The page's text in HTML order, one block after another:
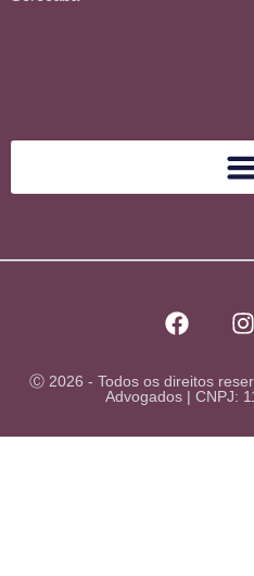
Ⓒ 2026 - Todos os direitos
Advogados | CNPJ: